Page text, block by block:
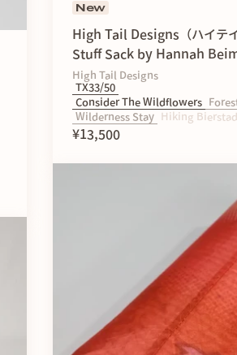
New
High Tail Designs（ハイテ
Stuff Sack by Hannah
High Tail Designs
TX33/50
Consider The Wildflowers
Wilderness Stay
Hiking
¥13,500